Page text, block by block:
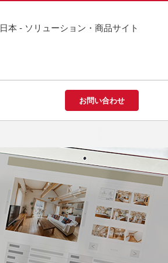
日本 - ソリューション・商品サイト
お問い合わせ